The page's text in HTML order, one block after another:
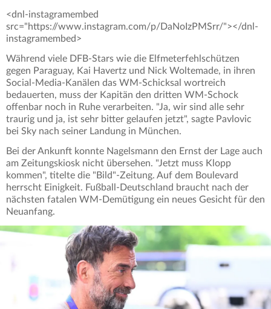
<dnl-instagramembed
src="https://www.instagram.com/p/DaNoIzPMSrr/"></dnl-
instagramembed>
Während viele DFB-Stars wie die Elfmeterfehlschützen
gegen Paraguay, Kai Havertz und Nick Woltemade, in ihren
Social-Media-Kanälen das WM-Schicksal wortreich
bedauerten, muss der Kapitän den dritten WM-Schock
offenbar noch in Ruhe verarbeiten. "Ja, wir sind alle sehr
traurig und ja, ist sehr bitter gelaufen jetzt", sagte Pavlovic
bei Sky nach seiner Landung in München.
Bei der Ankunft konnte Nagelsmann den Ernst der Lage auch
am Zeitungskiosk nicht übersehen. "Jetzt muss Klopp
kommen", titelte die "Bild"-Zeitung. Auf dem Boulevard
herrscht Einigkeit. Fußball-Deutschland braucht nach der
nächsten fatalen WM-Demütigung ein neues Gesicht für den
Neuanfang.